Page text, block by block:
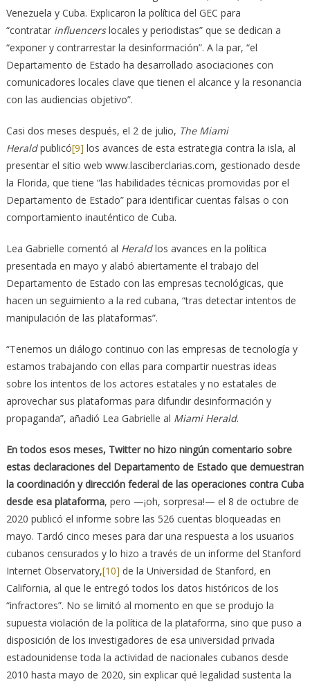
Venezuela y Cuba. Explicaron la política del GEC para
“contratar influencerslocales y periodistas” que se dedican a
“exponer y contrarrestar la desinformación”. A la par, “el
Departamento de Estado ha desarrollado asociaciones con
comunicadores locales clave que tienen el alcance y la resonancia
con las audiencias objetivo”.
Casi dos meses después, el 2 de julio, The Miami
Heraldpublicó[9] los avances de esta estrategia contra la isla, al
presentar el sitio web www.lasciberclarias.com, gestionado desde
la Florida, que tiene “las habilidades técnicas promovidas por el
Departamento de Estado” para identificar cuentas falsas o con
comportamiento inauténtico de Cuba.
Lea Gabrielle comentó al Heraldlos avances en la política
presentada en mayo y alabó abiertamente el trabajo del
Departamento de Estado con las empresas tecnológicas, que
hacen un seguimiento a la red cubana, “tras detectar intentos de
manipulación de las plataformas”.
“Tenemos un diálogo continuo con las empresas de tecnología y
estamos trabajando con ellas para compartir nuestras ideas
sobre los intentos de los actores estatales y no estatales de
aprovechar sus plataformas para difundir desinformación y
propaganda”, añadió Lea Gabrielle al Miami Herald.
En todos esos meses, Twitter no hizo ningún comentario sobre
estas declaraciones del Departamento de Estado que demuestran
la coordinación y dirección federal de las operaciones contra Cuba
desde esa plataforma, pero —¡oh, sorpresa!— el 8 de octubre de
2020 publicó el informe sobre las 526 cuentas bloqueadas en
mayo. Tardó cinco meses para dar una respuesta a los usuarios
cubanos censurados y lo hizo a través de un informe del Stanford
Internet Observatory,[10] de la Universidad de Stanford, en
California, al que le entregó todos los datos históricos de los
“infractores”. No se limitó al momento en que se produjo la
supuesta violación de la política de la plataforma, sino que puso a
disposición de los investigadores de esa universidad privada
estadounidense toda la actividad de nacionales cubanos desde
2010 hasta mayo de 2020, sin explicar qué legalidad sustenta la